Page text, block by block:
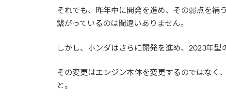
それでも、昨年中に開発を進め、その弱点を補
繋がっているのは間違いありません。
しかし、ホンダはさらに開発を進め、2023年型
その変更はエンジン本体を変更するのではなく
と。